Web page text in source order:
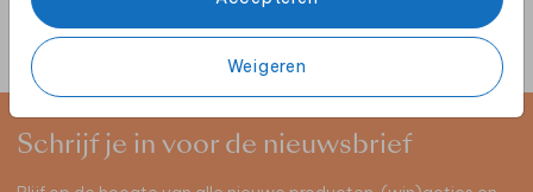
Weigeren
Schrijf je in voor de nieuwsbrief